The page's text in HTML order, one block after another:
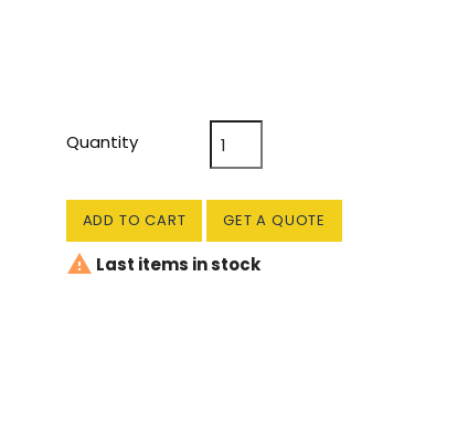
Quantity
ADD TO CART GET A QUOTE
 Last items in stock